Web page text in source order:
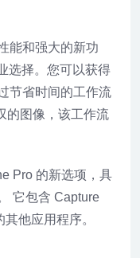
能和强大的新功
选择。您可以获得
节省时间的工作流
的图像，该工作流
Pro 的新选项，具
它包含 Capture
他应用程序。